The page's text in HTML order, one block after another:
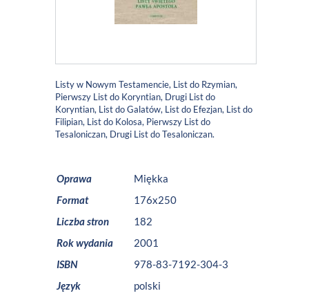
Listy w Nowym Testamencie, List do Rzymian,
Pierwszy List do Koryntian, Drugi List do
Koryntian, List do Galatów, List do Efezjan, List do
Filipian, List do Kolosa, Pierwszy List do
Tesaloniczan, Drugi List do Tesaloniczan.
Oprawa
Miękka
Format
176x250
Liczba stron
182
Rok wydania
2001
ISBN
978-83-7192-304-3
Język
polski